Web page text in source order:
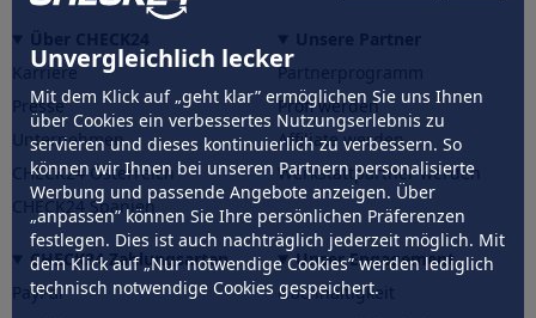
Unvergleichlich lecker
Mit dem Klick auf „geht klar” ermöglichen Sie uns Ihnen
über Cookies ein verbessertes Nutzungserlebnis zu
servieren und dieses kontinuierlich zu verbessern. So
können wir Ihnen bei unseren Partnern personalisierte
Werbung und passende Angebote anzeigen. Über
„anpassen” können Sie Ihre persönlichen Präferenzen
festlegen. Dies ist auch nachträglich jederzeit möglich. Mit
dem Klick auf „Nur notwendige Cookies” werden lediglich
technisch notwendige Cookies gespeichert.
Karriere
Presse
Unternehmen
CHECK24 Österreich
CHECK24 Spanien
Partnerprogramm
Profi werden
Affiliate werden
Werkstattpartner werden
CHECK24 Zahlungsarten
PayPal
Unser Engagement
Nachhaltigkeit